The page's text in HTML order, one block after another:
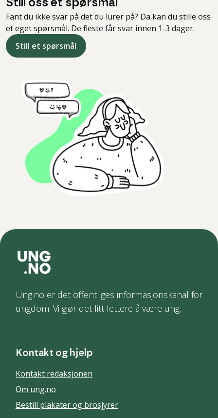
Still oss et spørsmål
Fant du ikke svar på det du lurer på? Da kan du stille oss
et eget spørsmål. De fleste får svar innen 1-3 dager.
Still et spørsmål
Ung.no er det offentliges informasjonskanal for
ungdom. Vi gjør det litt lettere å være ung.
Kontakt og hjelp
Kontakt redaksjonen
Om ung.no
Bestill plakater og brosjyrer